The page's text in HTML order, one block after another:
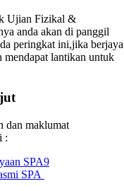
Ujian Fizikal &
anda akan di panggil
peringkat ini,jika berjaya
mendapat lantikan untuk
dan maklumat
:
SPA9
SPA